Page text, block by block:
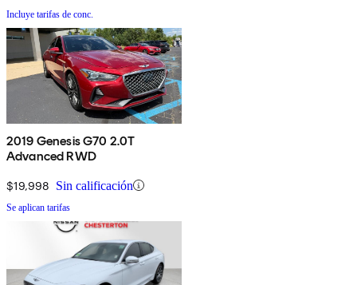
Incluye tarifas de conc.
2019 Genesis G70 2.0T
Advanced RWD
$19,998 Sin calificación
Se aplican tarifas